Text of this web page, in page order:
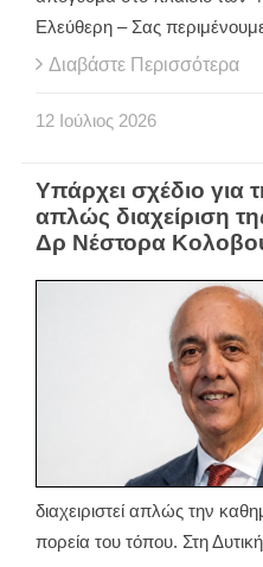
Ελεύθερη – Σας
Διαβάστε Περισσότερα
12 Ιούλιος 2026
Υπάρχει σχέδιο για
απλώς διαχείριση
Δρ Νέστορα
διαχειριστεί απλώς την
πορεία του τόπου. Στη